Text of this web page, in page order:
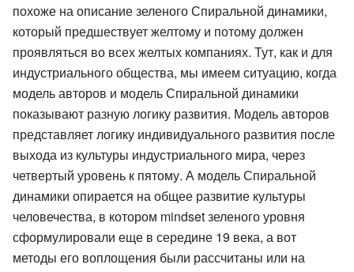
похоже на описание зеленого Спиральной динамики,
который предшествует желтому и потому должен
проявляться во всех желтых компаниях. Тут, как и для
индустриального общества, мы имеем ситуацию, когда
модель авторов и модель Спиральной динамики
показывают разную логику развития. Модель авторов
представляет логику индивидуального развития после
выхода из культуры индустриального мира, через
четвертый уровень к пятому. А модель Спиральной
динамики опирается на общее развитие культуры
человечества, в котором mindset зеленого уровня
сформулировали еще в середине 19 века, а вот
методы его воплощения были рассчитаны или на